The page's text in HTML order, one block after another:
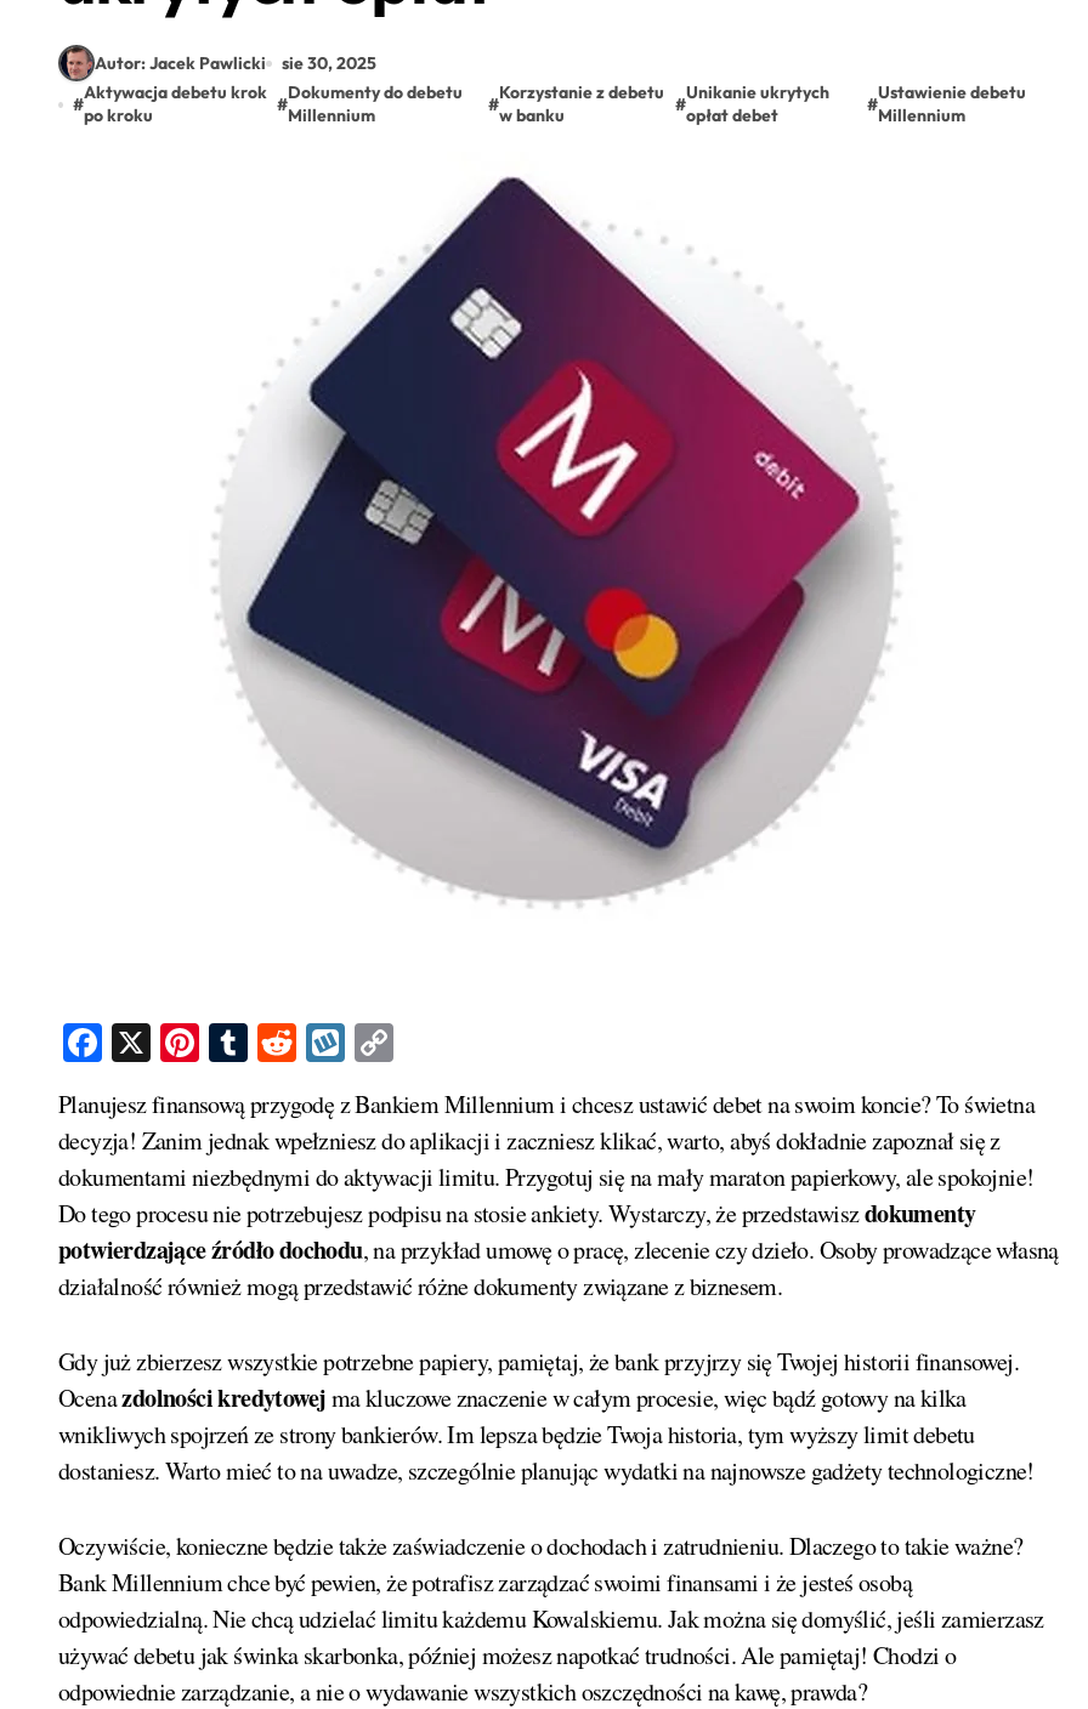
Autor: Jacek Pawlicki
sie 30, 2025
#
Aktywacja debetu krok
po kroku
#
Dokumenty do debetu
Millennium
#
Korzystanie z debetu
w banku
#
Unikanie ukrytych
opłat debet
#
Ustawienie debetu
Millennium
Facebook
X Pinterest
Tumblr
RedditWykop
Planujesz finansową przygodę z Bankiem Millennium i chcesz ustawić debet na swoim koncie? To świetna
decyzja! Zanim jednak wpełzniesz do aplikacji i zaczniesz klikać, warto, abyś dokładnie zapoznał się z
dokumentami niezbędnymi do aktywacji limitu. Przygotuj się na mały maraton papierkowy, ale spokojnie!
Do tego procesu nie potrzebujesz podpisu na stosie ankiety. Wystarczy, że przedstawiszdokumenty
potwierdzające źródło dochodu, na przykład umowę o pracę, zlecenie czy dzieło. Osoby prowadzące własną
działalność również mogą przedstawić różne dokumenty związane z biznesem.
Gdy już zbierzesz wszystkie potrzebne papiery, pamiętaj, że bank przyjrzy się Twojej historii finansowej.
Ocenazdolności kredytowejma kluczowe znaczenie w całym procesie, więc bądź gotowy na kilka
wnikliwych spojrzeń ze strony bankierów. Im lepsza będzie Twoja historia, tym wyższy limit debetu
dostaniesz. Warto mieć to na uwadze, szczególnie planując wydatki na najnowsze gadżety technologiczne!
Oczywiście, konieczne będzie także zaświadczenie o dochodach i zatrudnieniu. Dlaczego to takie ważne?
Bank Millennium chce być pewien, że potrafisz zarządzać swoimi finansami i że jesteś osobą
odpowiedzialną. Nie chcą udzielać limitu każdemu Kowalskiemu. Jak można się domyślić, jeśli zamierzasz
używać debetu jak świnka skarbonka, później możesz napotkać trudności. Ale pamiętaj! Chodzi o
odpowiednie zarządzanie, a nie o wydawanie wszystkich oszczędności na kawę, prawda?